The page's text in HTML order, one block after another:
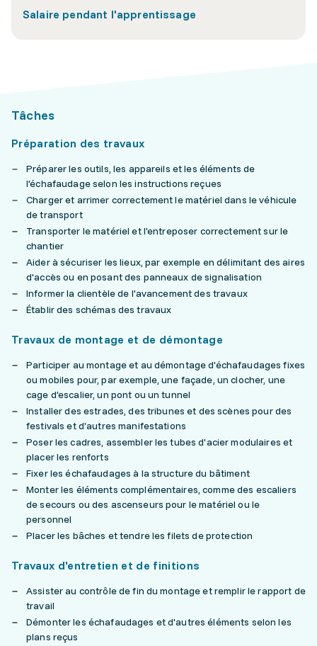
Salaire pendant l'apprentissage
Tâches
Préparation des travaux
Préparer les outils, les appareils et les éléments de
l'échafaudage selon les instructions reçues
Charger et arrimer correctement le matériel dans le véhicule
de transport
Transporter le matériel et l'entreposer correctement sur le
chantier
Aider à sécuriser les lieux, par exemple en délimitant des aires
d'accès ou en posant des panneaux de signalisation
Informer la clientèle de l'avancement des travaux
Établir des schémas des travaux
Travaux de montage et de démontage
Participer au montage et au démontage d'échafaudages fixes
ou mobiles pour, par exemple, une façade, un clocher, une
cage d'escalier, un pont ou un tunnel
Installer des estrades, des tribunes et des scènes pour des
festivals et d'autres manifestations
Poser les cadres, assembler les tubes d'acier modulaires et
placer les renforts
Fixer les échafaudages à la structure du bâtiment
Monter les éléments complémentaires, comme des escaliers
de secours ou des ascenseurs pour le matériel ou le
personnel
Placer les bâches et tendre les filets de protection
Travaux d'entretien et de finitions
Assister au contrôle de fin du montage et remplir le rapport de
travail
Démonter les échafaudages et d'autres éléments selon les
plans reçus